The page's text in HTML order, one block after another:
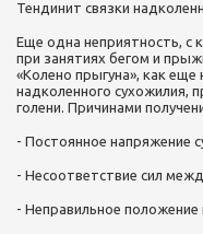
Тендинит связки
Еще одна неприятность, с
при занятиях бегом и
«Колено прыгуна», как
надколенного сухожилия,
голени. Причинами
- Постоянное напряжение
- Несоответствие сил
- Неправильное положение